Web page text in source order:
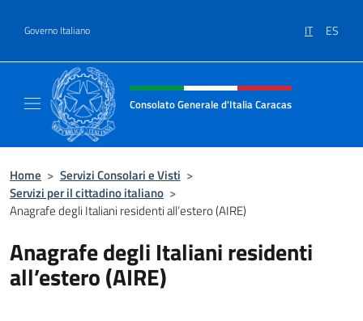
Governo Italiano IT ES
Intestazione sito, social e menù
Consolato Generale d'Italia Caracas
Home > Servizi Consolari e Visti >
Servizi per il cittadino italiano >
Anagrafe degli Italiani residenti all’estero (AIRE)
Anagrafe degli Italiani residenti
all’estero (AIRE)